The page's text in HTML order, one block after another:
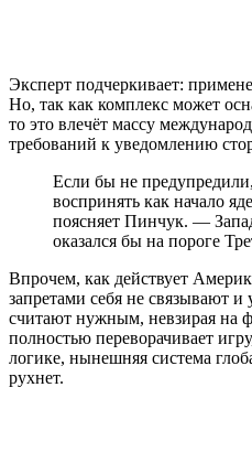
Эксперт подчеркивает:
Но, так как комплекс может
то это влечёт массу
требований к уведомлению
Если бы не
воспринять как начало
поясняет Пинчук. —
оказался бы на пороге
Впрочем, как действует
запретами себя не связывают и
считают нужным, невзирая на
полностью переворачивает
логике, нынешняя система
рухнет.